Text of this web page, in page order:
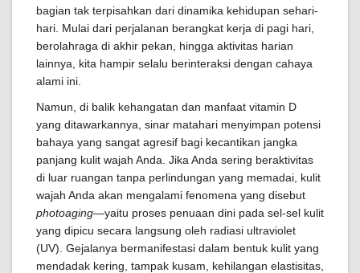
bagian tak terpisahkan dari dinamika kehidupan sehari-
hari. Mulai dari perjalanan berangkat kerja di pagi hari,
berolahraga di akhir pekan, hingga aktivitas harian
lainnya, kita hampir selalu berinteraksi dengan cahaya
alami ini.
Namun, di balik kehangatan dan manfaat vitamin D
yang ditawarkannya, sinar matahari menyimpan potensi
bahaya yang sangat agresif bagi kecantikan jangka
panjang kulit wajah Anda. Jika Anda sering beraktivitas
di luar ruangan tanpa perlindungan yang memadai, kulit
wajah Anda akan mengalami fenomena yang disebut
photoaging—yaitu proses penuaan dini pada sel-sel kulit
yang dipicu secara langsung oleh radiasi ultraviolet
(UV). Gejalanya bermanifestasi dalam bentuk kulit yang
mendadak kering, tampak kusam, kehilangan elastisitas,